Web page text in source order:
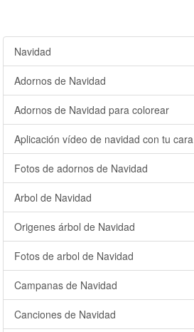
Navidad
Adornos de Navidad
Adornos de Navidad para colorear
Aplicación vídeo de navidad con tu cara
Fotos de adornos de Navidad
Arbol de Navidad
Origenes árbol de Navidad
Fotos de arbol de Navidad
Campanas de Navidad
Canciones de Navidad